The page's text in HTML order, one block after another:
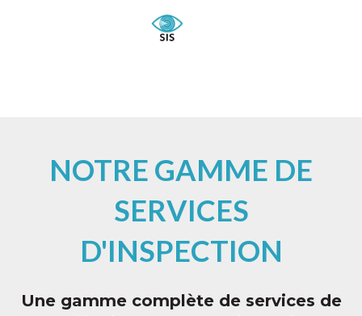
NOTRE GAMME DE
SERVICES
D'INSPECTION
Une gamme complète de services de